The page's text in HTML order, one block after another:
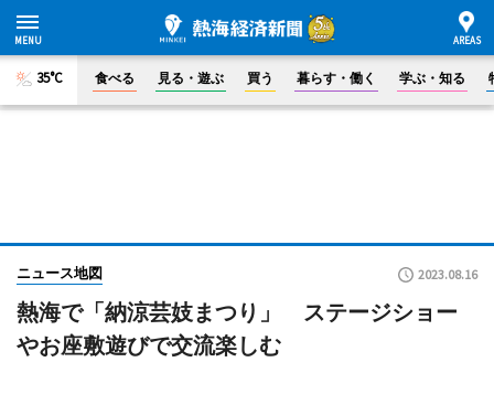
35°C 食べる 見る・遊ぶ 買う 暮らす・働く 学ぶ・知る
ニュース地図 2023.08.16
熱海で「納涼芸妓まつり」 ステージショー
やお座敷遊びで交流楽しむ